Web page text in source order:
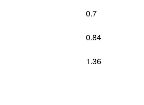
0.7
0.84
1.36